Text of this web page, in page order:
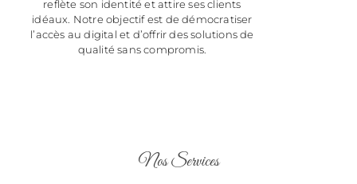
reflète son identité et attire ses clients
idéaux. Notre objectif est de démocratiser
l’accès au digital et d’offrir des solutions de
qualité sans compromis.
Nos Services